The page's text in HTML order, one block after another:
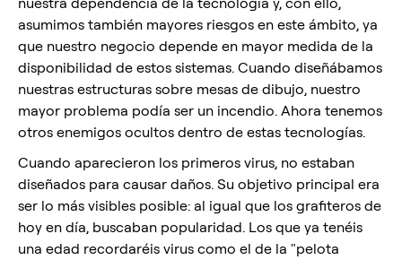
asumimos también mayores riesgos en este ámbito, ya
que nuestro negocio depende en mayor medida de la
disponibilidad de estos sistemas. Cuando diseñábamos
nuestras estructuras sobre mesas de dibujo, nuestro
mayor problema podía ser un incendio. Ahora tenemos
otros enemigos ocultos dentro de estas tecnologías.
Cuando aparecieron los primeros virus, no estaban
diseñados para causar daños. Su objetivo principal era
ser lo más visibles posible: al igual que los grafiteros de
hoy en día, buscaban popularidad. Los que ya tenéis
una edad recordaréis virus como el de la "pelota